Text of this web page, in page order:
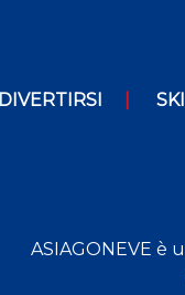
DIVERTIRSI
ASIAGONEVE è